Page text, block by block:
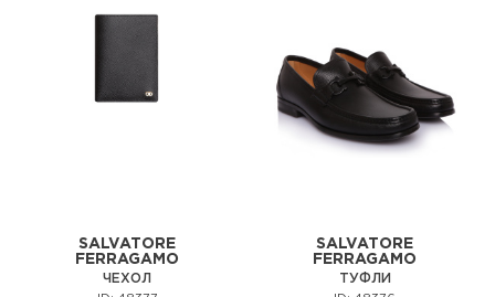
SALVATORE
FERRAGAMO
ЧЕХОЛ
SALVATORE
FERRAGAMO
ТУФЛИ